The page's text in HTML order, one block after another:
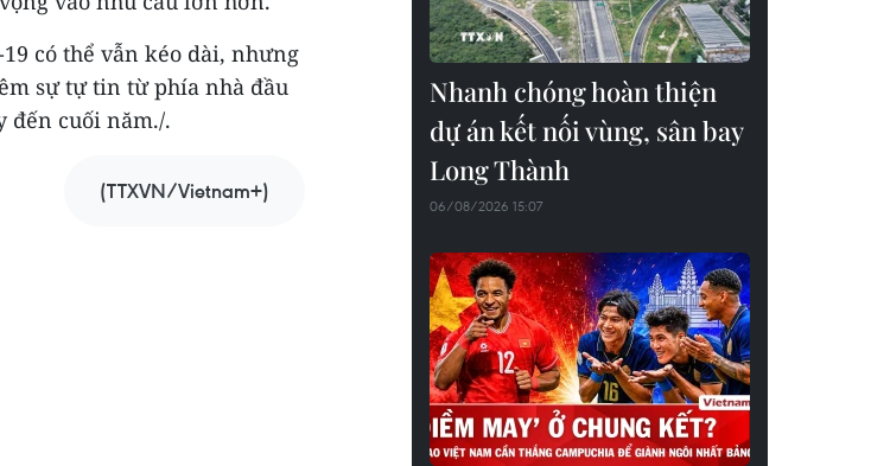
có thể vẫn kéo dài, nhưng
sự tự tin từ phía nhà đầu
đến cuối năm./.
(TTXVN/Vietnam+)
Nhanh chóng hoàn thiện
dự án kết nối vùng, sân bay
Long Thành
06/08/2026 15:07